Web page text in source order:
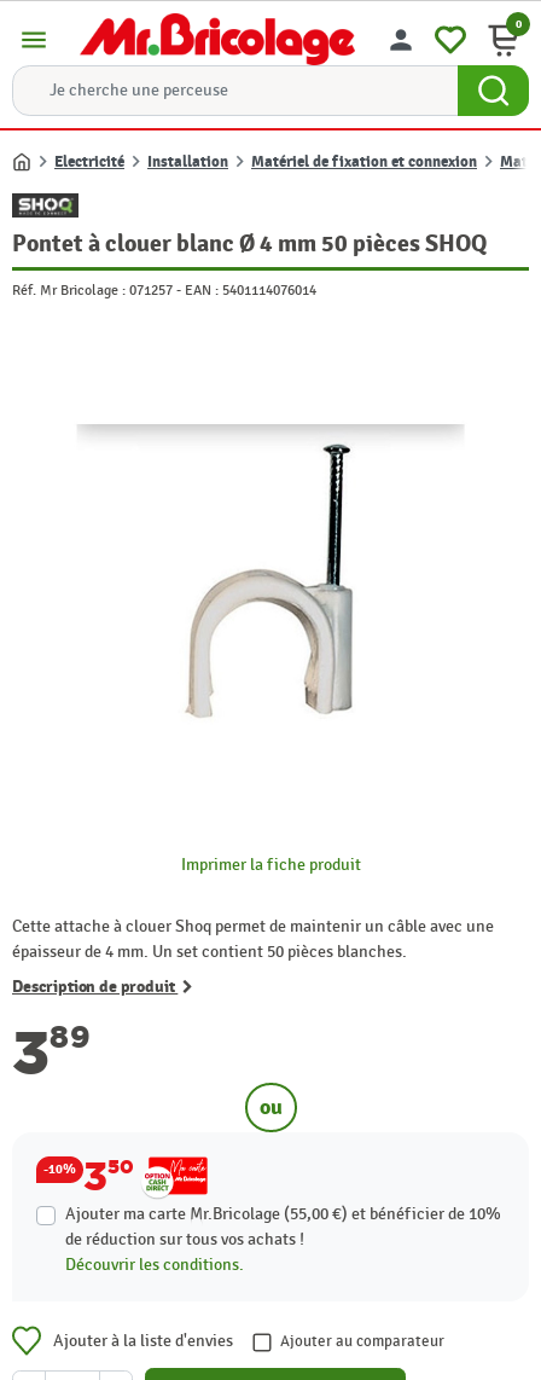
menu person 0
Accueil
Electricité Installation Matériel de fixation et connexion
Pontet à clouer blanc Ø 4 mm 50 pièces SHOQ
Réf. Mr Bricolage : 071257 - EAN : 5401114076014
Imprimer la fiche produit
Cette attache à clouer Shoq permet de maintenir un câble avec une
épaisseur de 4 mm. Un set contient 50 pièces blanches.
Description de produit
389
ou
-10% 350
Ajouter ma carte Mr.Bricolage (55,00 €) et bénéficier de 10%
de réduction sur tous vos achats !
Découvrir les conditions.
Ajouter à la liste d'envies Ajouter au comparateur